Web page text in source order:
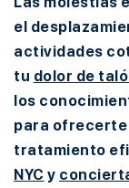
el
actividades
tu dolor de
los
para ofrecerte
tratamiento
NYC y